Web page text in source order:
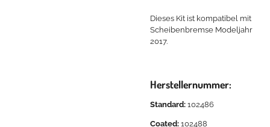
Dieses Kit ist kompatibel mit
Scheibenbremse Modeljahr
2017.
Herstellernummer:
Standard: 102486
Coated: 102488